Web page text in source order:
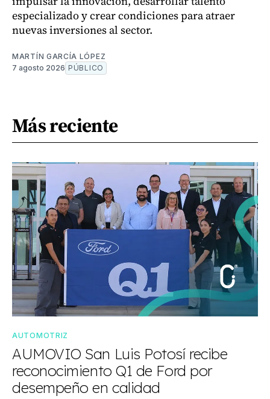
especializado y crear condiciones para atraer
nuevas inversiones al sector.
MARTÍN GARCÍA LÓPEZ
7 agosto 2026 PÚBLICO
Más reciente
AUTOMOTRIZ
AUMOVIO San Luis Potosí recibe
reconocimiento Q1 de Ford por
desempeño en calidad